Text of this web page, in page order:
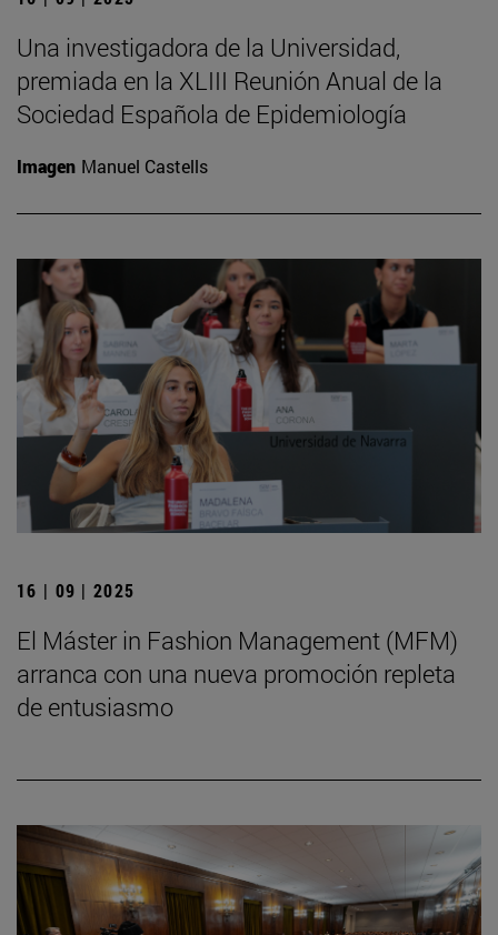
Una investigadora de la Universidad,
premiada en la XLIII Reunión Anual de la
Sociedad Española de Epidemiología
Imagen Manuel Castells
16 | 09 | 2025
El Máster in Fashion Management (MFM)
arranca con una nueva promoción repleta
de entusiasmo